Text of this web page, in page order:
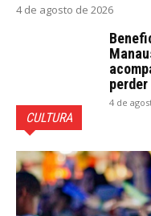
4 de agosto de 2026
4 de
CULTURA